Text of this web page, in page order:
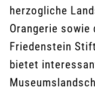
herzogliche
Orangerie sowie
Friedenstein
bietet